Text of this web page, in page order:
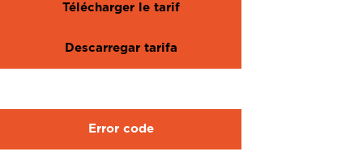
Télécharger le tarif
Descarregar tarifa
Error code